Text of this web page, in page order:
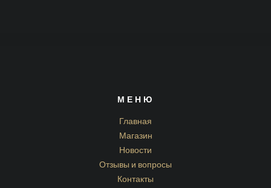
МЕНЮ
Главная
Магазин
Новости
Отзывы и вопросы
Контакты